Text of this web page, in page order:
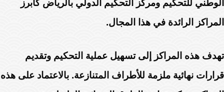
الوطني للتحكيم ومركز التحكيم الدولي بالرياض كأبرز
المراكز الرائدة في هذا المجال.
تهدف هذه المراكز إلى تسهيل عملية التحكيم وتقديم
قرارات نهائية ملزمة للأطراف المتنازعة. بالاعتماد على هذه